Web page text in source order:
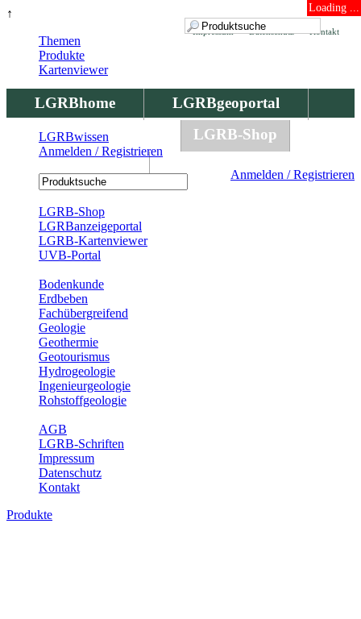
↑ Loading ...
Kontakt
Datenschutz
Impressum
LGRBhome
LGRBgeoportal
LGRBbohrungen
LGRB-Shop
Anmelden / Registrieren
Themen
Produkte
Kartenviewer
LGRBwissen
Anmelden / Registrieren
LGRB-Shop
LGRBanzeigeportal
LGRB-Kartenviewer
UVB-Portal
Bodenkunde
Erdbeben
Fachübergreifend
Geologie
Geothermie
Geotourismus
Hydrogeologie
Ingenieurgeologie
Rohstoffgeologie
AGB
LGRB-Schriften
Impressum
Datenschutz
Kontakt
Produkte